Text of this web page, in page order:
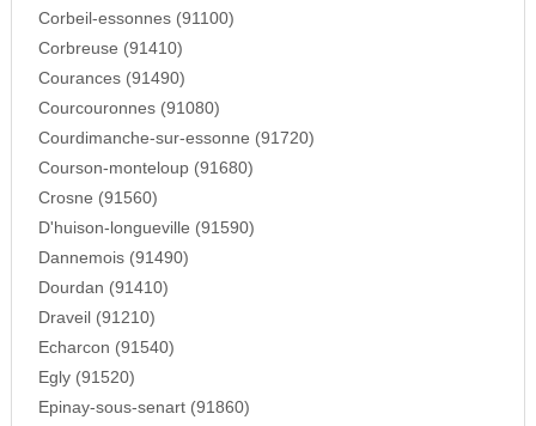
Corbeil-essonnes (91100)
Corbreuse (91410)
Courances (91490)
Courcouronnes (91080)
Courdimanche-sur-essonne (91720)
Courson-monteloup (91680)
Crosne (91560)
D'huison-longueville (91590)
Dannemois (91490)
Dourdan (91410)
Draveil (91210)
Echarcon (91540)
Egly (91520)
Epinay-sous-senart (91860)